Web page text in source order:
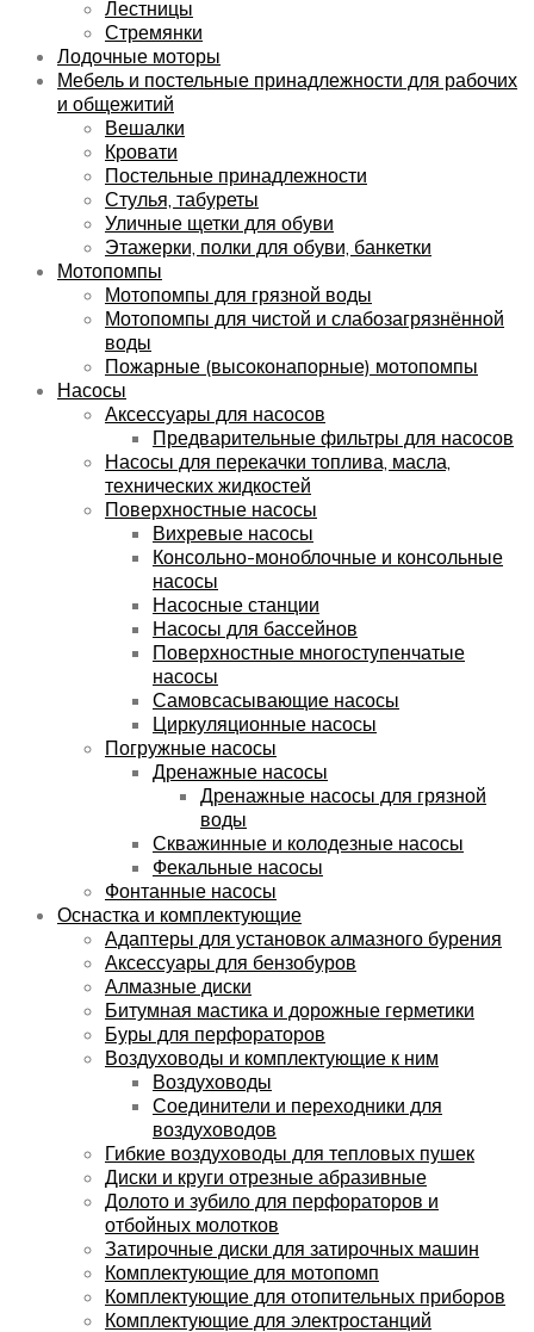
Лестницы
Стремянки
Лодочные моторы
Мебель и постельные принадлежности для рабочих
и общежитий
Вешалки
Кровати
Постельные принадлежности
Стулья, табуреты
Уличные щетки для обуви
Этажерки, полки для обуви, банкетки
Мотопомпы
Мотопомпы для грязной воды
Мотопомпы для чистой и слабозагрязнённой
воды
Пожарные (высоконапорные) мотопомпы
Насосы
Аксессуары для насосов
Предварительные фильтры для насосов
Насосы для перекачки топлива, масла,
технических жидкостей
Поверхностные насосы
Вихревые насосы
Консольно-моноблочные и консольные
насосы
Насосные станции
Насосы для бассейнов
Поверхностные многоступенчатые
насосы
Самовсасывающие насосы
Циркуляционные насосы
Погружные насосы
Дренажные насосы
Дренажные насосы для грязной
воды
Скважинные и колодезные насосы
Фекальные насосы
Фонтанные насосы
Оснастка и комплектующие
Адаптеры для установок алмазного бурения
Аксессуары для бензобуров
Алмазные диски
Битумная мастика и дорожные герметики
Буры для перфораторов
Воздуховоды и комплектующие к ним
Воздуховоды
Соединители и переходники для
воздуховодов
Гибкие воздуховоды для тепловых пушек
Диски и круги отрезные абразивные
Долото и зубило для перфораторов и
отбойных молотков
Затирочные диски для затирочных машин
Комплектующие для мотопомп
Комплектующие для отопительных приборов
Комплектующие для электростанций